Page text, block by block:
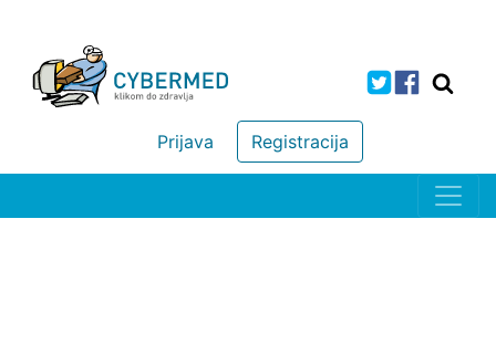
Registracija
Prijava